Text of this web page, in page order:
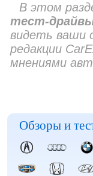
В этом
тест-
видеть ваши
редакции
мнениями
Обзоры и